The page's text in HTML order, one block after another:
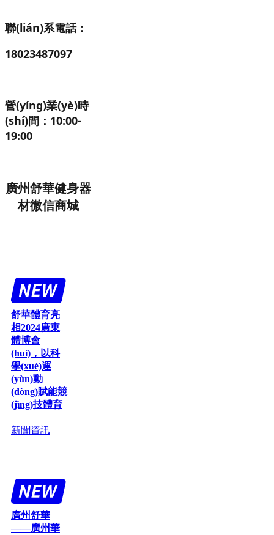
聯(lián)系電話：
18023487097
營(yíng)業(yè)時
(shí)間： 10:00-
19:00
廣州舒華健身器
材微信商城
舒華體育亮
相2024廣東
體博會
(huì)，以科
學(xué)運
(yùn)動
(dòng)賦能競
(jìng)技體育
新聞資訊
廣州舒華
——廣州華